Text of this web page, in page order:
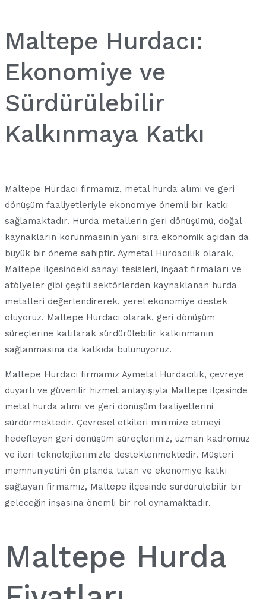
Maltepe Hurdacı:
Ekonomiye ve
Sürdürülebilir
Kalkınmaya Katkı
Maltepe Hurdacı firmamız, metal hurda alımı ve geri
dönüşüm faaliyetleriyle ekonomiye önemli bir katkı
sağlamaktadır. Hurda metallerin geri dönüşümü, doğal
kaynakların korunmasının yanı sıra ekonomik açıdan da
büyük bir öneme sahiptir. Aymetal Hurdacılık olarak,
Maltepe ilçesindeki sanayi tesisleri, inşaat firmaları ve
atölyeler gibi çeşitli sektörlerden kaynaklanan hurda
metalleri değerlendirerek, yerel ekonomiye destek
oluyoruz. Maltepe Hurdacı olarak, geri dönüşüm
süreçlerine katılarak sürdürülebilir kalkınmanın
sağlanmasına da katkıda bulunuyoruz.
Maltepe Hurdacı firmamız Aymetal Hurdacılık, çevreye
duyarlı ve güvenilir hizmet anlayışıyla Maltepe ilçesinde
metal hurda alımı ve geri dönüşüm faaliyetlerini
sürdürmektedir. Çevresel etkileri minimize etmeyi
hedefleyen geri dönüşüm süreçlerimiz, uzman kadromuz
ve ileri teknolojilerimizle desteklenmektedir. Müşteri
memnuniyetini ön planda tutan ve ekonomiye katkı
sağlayan firmamız, Maltepe ilçesinde sürdürülebilir bir
geleceğin inşasına önemli bir rol oynamaktadır.
Maltepe Hurda